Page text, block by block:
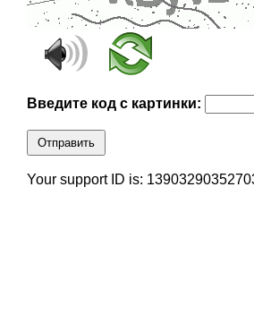
Введите код с картинки:
Отправить
Your support ID is: